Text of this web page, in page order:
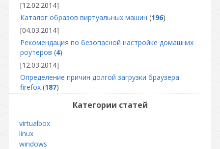
[12.02.2014]
Каталог образов виртуальных машин (196)
[04.03.2014]
Рекомендация по безопасной настройке домашних
роутеров (4)
[12.03.2014]
Определение причин долгой загрузки браузера
firefox (187)
Категории статей
virtualbox
linux
windows